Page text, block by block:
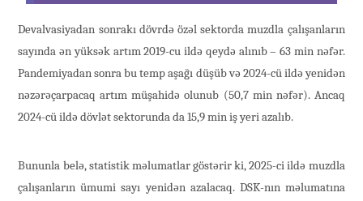
Devalvasiyadan sonrakı dövrdə özəl sektorda muzdla çalışanların
sayında ən yüksək artım 2019-cu ildə qeydə alınıb – 63 min nəfər.
Pandemiyadan sonra bu temp aşağı düşüb və 2024-cü ildə yenidən
nəzərəçarpacaq artım müşahidə olunub (50,7 min nəfər). Ancaq
2024-cü ildə dövlət sektorunda da 15,9 min iş yeri azalıb.
Bununla belə, statistik məlumatlar göstərir ki, 2025-ci ildə muzdla
çalışanların ümumi sayı yenidən azalacaq. DSK-nın məlumatına